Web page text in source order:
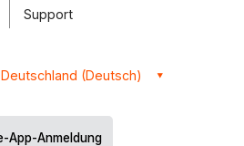
Support
(Deutsch)
App-Anmeldung